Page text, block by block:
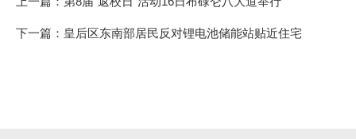
下一篇： 皇后区东南部居民反对锂电池储能站贴近住宅